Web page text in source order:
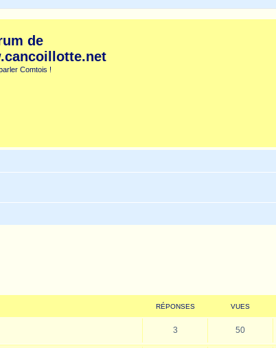
de
Comtois !
RÉPONSES VUES
3 50